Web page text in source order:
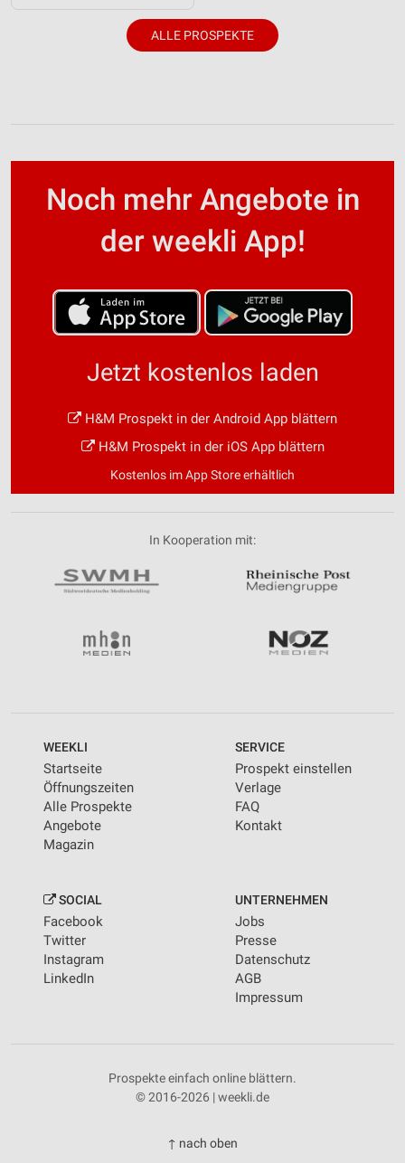
ALLE PROSPEKTE
Noch mehr Angebote in
der weekli App!
Jetzt kostenlos laden
H&M Prospekt in der Android App blättern
H&M Prospekt in der iOS App blättern
Kostenlos im App Store erhältlich
In Kooperation mit:
WEEKLI
Startseite
Öffnungszeiten
Alle Prospekte
Angebote
Magazin
SERVICE
Prospekt einstellen
Verlage
FAQ
Kontakt
SOCIAL
Facebook
Twitter
Instagram
LinkedIn
UNTERNEHMEN
Jobs
Presse
Datenschutz
AGB
Impressum
Prospekte einfach online blättern.
© 2016-2026 | weekli.de
↑ nach oben